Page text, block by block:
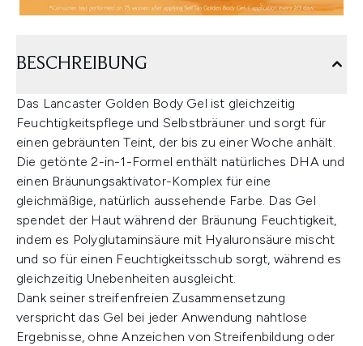
BESCHREIBUNG
Das Lancaster Golden Body Gel ist gleichzeitig
Feuchtigkeitspflege und Selbstbräuner und sorgt für
einen gebräunten Teint, der bis zu einer Woche anhält.
Die getönte 2-in-1-Formel enthält natürliches DHA und
einen Bräunungsaktivator-Komplex für eine
gleichmäßige, natürlich aussehende Farbe. Das Gel
spendet der Haut während der Bräunung Feuchtigkeit,
indem es Polyglutaminsäure mit Hyaluronsäure mischt
und so für einen Feuchtigkeitsschub sorgt, während es
gleichzeitig Unebenheiten ausgleicht.
Dank seiner streifenfreien Zusammensetzung
verspricht das Gel bei jeder Anwendung nahtlose
Ergebnisse, ohne Anzeichen von Streifenbildung oder